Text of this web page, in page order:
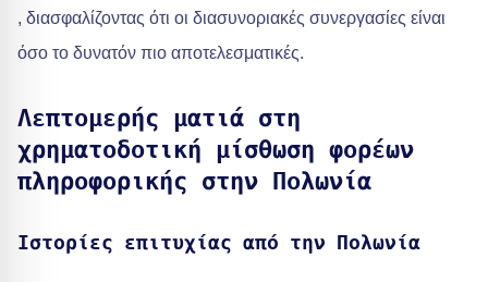
, διασφαλίζοντας ότι οι διασυνοριακές συνεργασίες είναι
όσο το δυνατόν πιο αποτελεσματικές.
Λεπτομερής ματιά στη
χρηματοδοτική μίσθωση φορέων
πληροφορικής στην Πολωνία
Ιστορίες επιτυχίας από την Πολωνία